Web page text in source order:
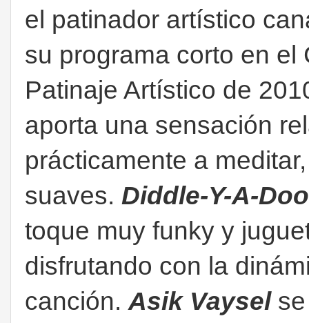
el patinador artístico
su programa corto en
Patinaje Artístico de
aporta una sensación
prácticamente a
suaves. Diddle-Y-A-
toque muy funky y
disfrutando con la
canción.Asik Vayselse